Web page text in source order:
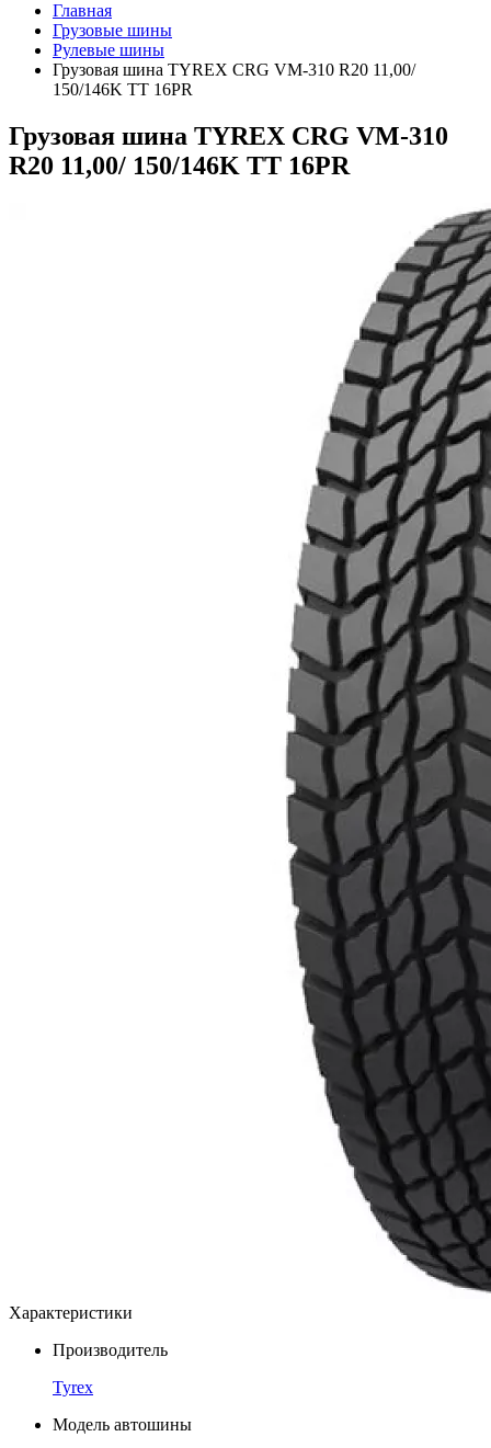
Главная
Грузовые шины
Рулевые шины
Грузовая шина TYREX CRG VM-310 R20 11,00/
150/146K TT 16PR
Грузовая шина TYREX CRG VM-310
R20 11,00/ 150/146K TT 16PR
Характеристики
Производитель
Tyrex
Модель автошины